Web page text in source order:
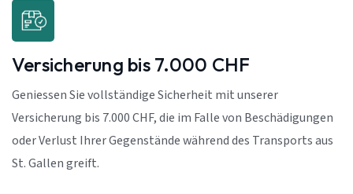
Versicherung bis 7.000 CHF
Geniessen Sie vollständige Sicherheit mit unserer
Versicherung bis 7.000 CHF, die im Falle von Beschädigungen
oder Verlust Ihrer Gegenstände während des Transports aus
St. Gallen greift.